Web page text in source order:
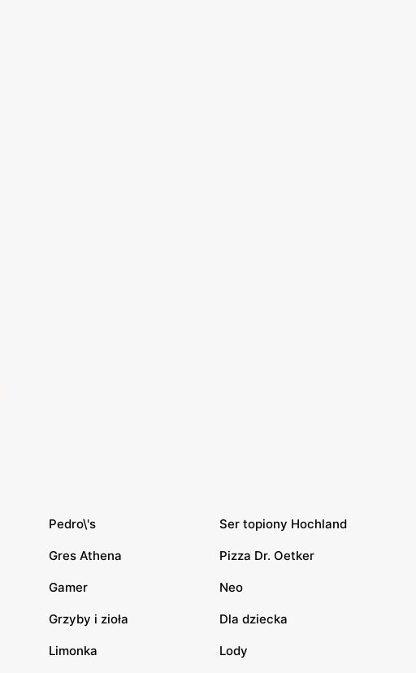
Pedro\'s Ser topiony Hochland
Gres Athena Pizza Dr. Oetker
Gamer Neo
Grzyby i zioła Dla dziecka
Limonka Lody